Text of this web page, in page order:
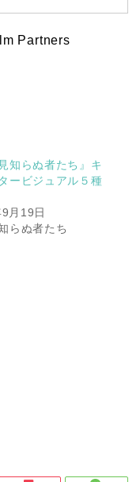
Partners
知らぬ者たち』キ
ービジュアル５種
月19日
らぬ者たち